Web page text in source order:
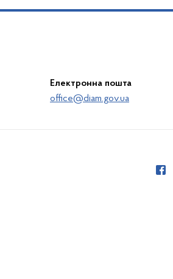
Електронна пошта
office@diam.gov.ua